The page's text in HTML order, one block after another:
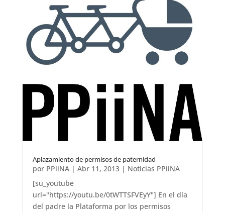
Aplazamiento de permisos de paternidad
por PPiiNA| Abr 11, 2013| Noticias PPiiNA
[su_youtube
url="https://youtu.be/0tWTTSFVEyY"] En el día
del padre la Plataforma por los permisos